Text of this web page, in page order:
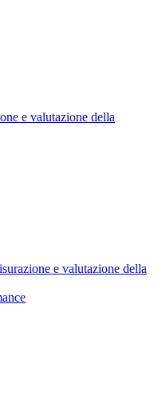
e valutazione della
e valutazione della